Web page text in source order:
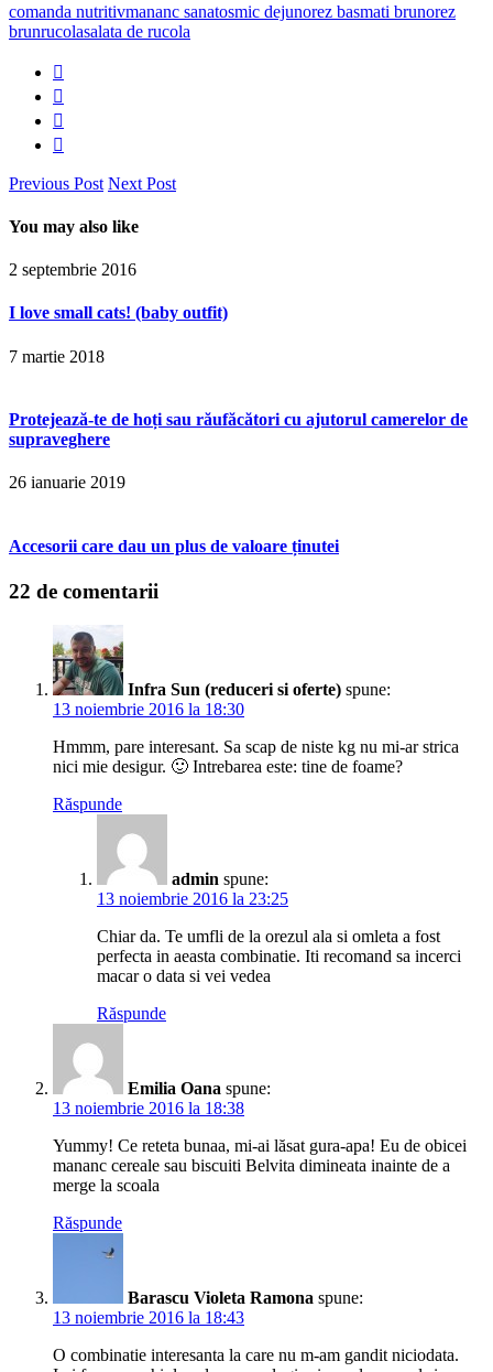
comanda nutritivmananc sanatosmic dejunorez basmati brunorez
brunrucolasalata de rucola
Previous Post Next Post
You may also like
2 septembrie 2016
I love small cats! (baby outfit)
7 martie 2018
Protejează-te de hoți sau răufăcători cu ajutorul camerelor de
supraveghere
26 ianuarie 2019
Accesorii care dau un plus de valoare ținutei
22 de comentarii
Infra Sun (reduceri si oferte) spune:
13 noiembrie 2016 la 18:30
Hmmm, pare interesant. Sa scap de niste kg nu mi-ar strica
nici mie desigur. 🙂 Intrebarea este: tine de foame?
Răspunde
admin spune:
13 noiembrie 2016 la 23:25
Chiar da. Te umfli de la orezul ala si omleta a fost
perfecta in aeasta combinatie. Iti recomand sa incerci
macar o data si vei vedea
Răspunde
Emilia Oana spune:
13 noiembrie 2016 la 18:38
Yummy! Ce reteta bunaa, mi-ai lăsat gura-apa! Eu de obicei
mananc cereale sau biscuiti Belvita dimineata inainte de a
merge la scoala
Răspunde
Barascu Violeta Ramona spune:
13 noiembrie 2016 la 18:43
O combinatie interesanta la care nu m-am gandit niciodata.